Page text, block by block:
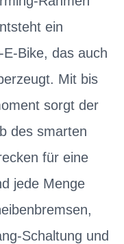
ein
Bike, das auch
Mit bis
sorgt der
des smarten
für eine
jede Menge
Schaltung und